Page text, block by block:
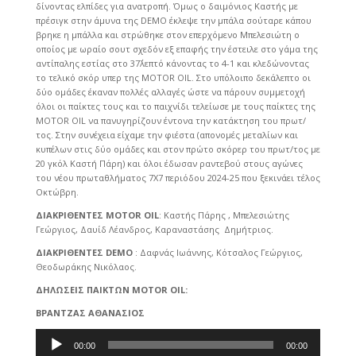
δίνοντας ελπίδες για ανατροπή. Όμως ο δαιμόνιος Καστής με
πρέσιγκ στην άμυνα της DEMO έκλεψε την μπάλα σούταρε κάπου
βρηκε η μπάλλα και στρώθηκε στον επερχόμενο Μπελεσιώτη ο
οποίος με ωραίο σουτ σχεδόν εξ επαφής την έστειλε στο γάμα της
αντίπαλης εστίας στο 37΄λεπτό κάνοντας το 4-1 και κλεδώνοντας
το τελικό σκόρ υπερ της MOTOR OIL. Στο υπόλοιπο δεκάλεπτο οι
δύο ομάδες έκαναν πολλές αλλαγές ώστε να πάρουν συμμετοχή
όλοι οι παίκτες τους και το παιχνίδι τελείωσε με τους παίκτες της
MOTOR OIL να πανυγηρίζουν έντονα την κατάκτηση του πρωτ/
τος. Στην συνέχεια είχαμε την φιέστα (απονομές μεταλίων και
κυπέλων στις δύο ομάδες και στον πρώτο σκόρερ του πρωτ/τος με
20 γκόλ Καστή Πάρη) και όλοι έδωσαν ραντεβού στους αγώνες
του νέου πρωταθλήματος 7Χ7 περιόδου 2024-25 που ξεκινάει τέλος
Οκτώβρη.
ΔΙΑΚΡΙΘΕΝΤΕΣ MOTOR OIL: Καστής Πάρης , Μπελεσιώτης
Γεώργιος, Δαυίδ Λέανδρος, Καραναστάσης Δημήτριος.
ΔΙΑΚΡΙΘΕΝΤΕΣ DEMO: Δαφνάς Ιωάννης, Κότσαλος Γεώργιος,
Θεοδωράκης Νικόλαος.
ΔΗΛΩΣΕΙΣ ΠΑΙΚΤΩΝ MOTOR OIL:
ΒΡΑΝΤΖΑΣ ΑΘΑΝΑΣΙΟΣ
Αναπαραγωγής
00:00 00:00